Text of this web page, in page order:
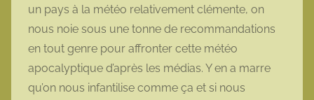
un pays à la météo relativement clémente, on
nous noie sous une tonne de recommandations
en tout genre pour affronter cette météo
apocalyptique d’après les médias. Y en a marre
qu’on nous infantilise comme ça et si nous